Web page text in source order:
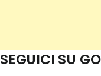
SEGUICI SU